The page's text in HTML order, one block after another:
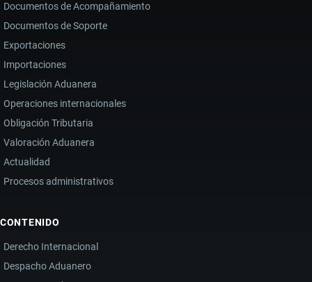
Documentos de Acompañamiento
Documentos de Soporte
Exportaciones
Importaciones
Legislación Aduanera
Operaciones internacionales
Obligación Tributaria
Valoración Aduanera
Actualidad
Procesos administrativos
CONTENIDO
Derecho Internacional
Despacho Aduanero